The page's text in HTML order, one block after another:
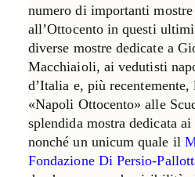
numero di importanti mostre
all’Ottocento in questi
diverse mostre dedicate a
Macchiaioli, ai vedutisti
d’Italia e, più
«Napoli Ottocento» alle
splendida mostra dedicata
nonché un unicum quale il
Fondazione Di Persio-